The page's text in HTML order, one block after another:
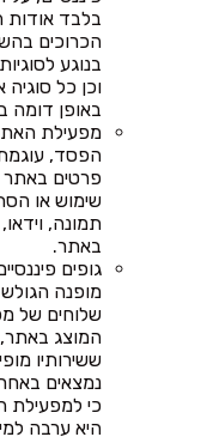
בלבד אודות
הכרוכים
בנוגע
וכן כל
באופן דומה
מפעילת
הפסד, עוגמת
פרטים באתר
שימוש או
תמונה,
באתר.
גופים
מופנה הגולש
שלוחים של
המוצג
ששירותיו
נמצאים
כי למפעילת
היא ערבה